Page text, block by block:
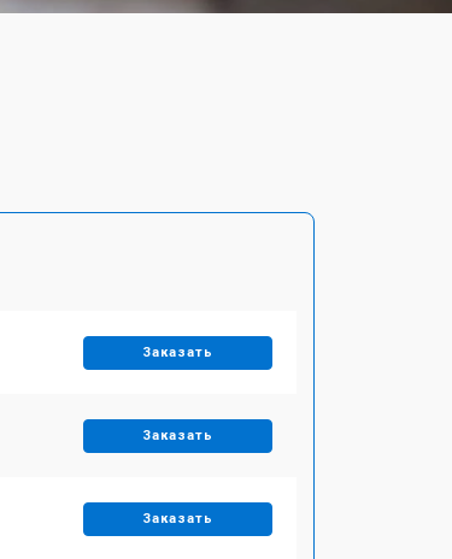
Заказать
Заказать
Заказать